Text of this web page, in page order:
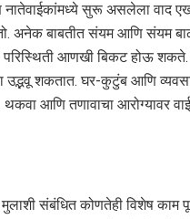
सुरू असलेला वाद
अनेक बाबतीत संयम आणि संयम
आणखी बिकट होऊ शकते.
उद्भवू शकतात. घर-कुटुंब आणि
आणि तणावाचा आरोग्यावर
संबंधित कोणतेही विशेष काम